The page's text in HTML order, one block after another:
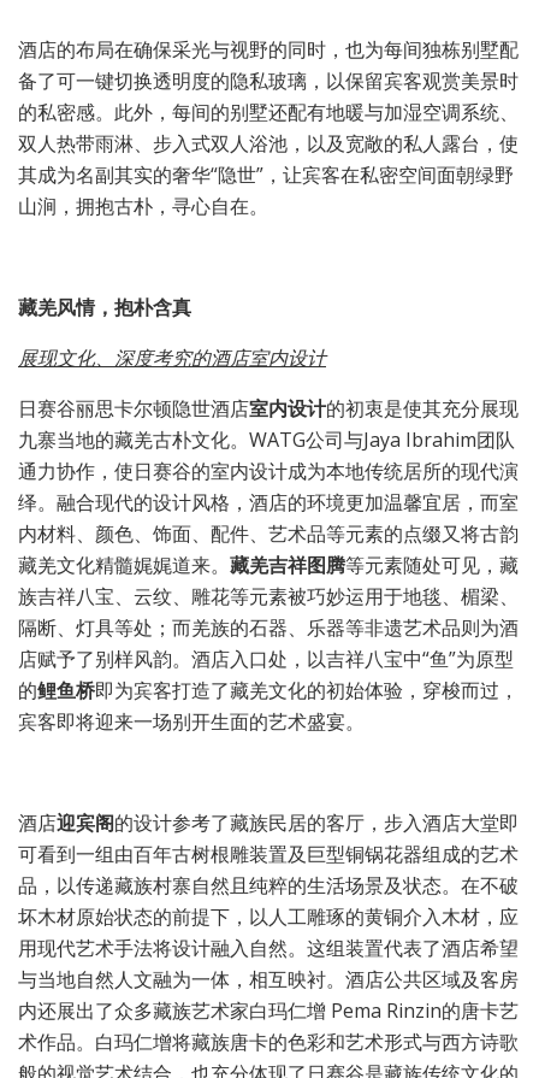
酒店的布局在确保采光与视野的同时，也为每间独栋别墅配
备了可一键切换透明度的隐私玻璃，以保留宾客观赏美景时
的私密感。此外，每间的别墅还配有地暖与加湿空调系统、
双人热带雨淋、步入式双人浴池，以及宽敞的私人露台，使
其成为名副其实的奢华“隐世”，让宾客在私密空间面朝绿野
山涧，拥抱古朴，寻心自在。
藏羌风情，抱朴含真
展现文化、深度考究的酒店室内设计
日赛谷丽思卡尔顿隐世酒店室内设计的初衷是使其充分展现
九寨当地的藏羌古朴文化。WATG公司与Jaya Ibrahim团队
通力协作，使日赛谷的室内设计成为本地传统居所的现代演
绎。融合现代的设计风格，酒店的环境更加温馨宜居，而室
内材料、颜色、饰面、配件、艺术品等元素的点缀又将古韵
藏羌文化精髓娓娓道来。 藏羌吉祥图腾等元素随处可见，藏
族吉祥八宝、云纹、雕花等元素被巧妙运用于地毯、楣梁、
隔断、灯具等处；而羌族的石器、乐器等非遗艺术品则为酒
店赋予了别样风韵。酒店入口处，以吉祥八宝中“鱼”为原型
的鲤鱼桥即为宾客打造了藏羌文化的初始体验，穿梭而过，
宾客即将迎来一场别开生面的艺术盛宴。
酒店迎宾阁的设计参考了藏族民居的客厅，步入酒店大堂即
可看到一组由百年古树根雕装置及巨型铜锅花器组成的艺术
品，以传递藏族村寨自然且纯粹的生活场景及状态。在不破
坏木材原始状态的前提下，以人工雕琢的黄铜介入木材，应
用现代艺术手法将设计融入自然。这组装置代表了酒店希望
与当地自然人文融为一体，相互映衬。酒店公共区域及客房
内还展出了众多藏族艺术家白玛仁增 Pema Rinzin的唐卡艺
术作品。白玛仁增将藏族唐卡的色彩和艺术形式与西方诗歌
般的视觉艺术结合，也充分体现了日赛谷是藏族传统文化的